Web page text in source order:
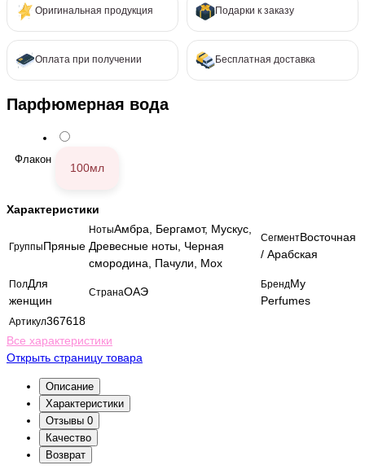
Оригинальная продукция Подарки к заказу
Оплата при получении Бесплатная доставка
Парфюмерная вода
Флакон
100мл
Характеристики
ГруппыПряные
НотыАмбра, Бергамот, Мускус,
Древесные ноты, Черная
смородина, Пачули, Мох
СегментВосточная
/ Арабская
ПолДля
женщин
СтранаОАЭ
БрендMy
Perfumes
Артикул367618
Все характеристики
Открыть страницу товара
Описание
Характеристики
Отзывы 0
Качество
Возврат